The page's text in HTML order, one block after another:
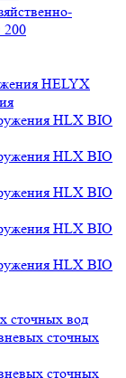
200
HELYX
HLX BIO
HLX BIO
HLX BIO
HLX BIO
HLX BIO
сточных вод
сточных
сточных